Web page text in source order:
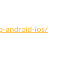
android-ios/